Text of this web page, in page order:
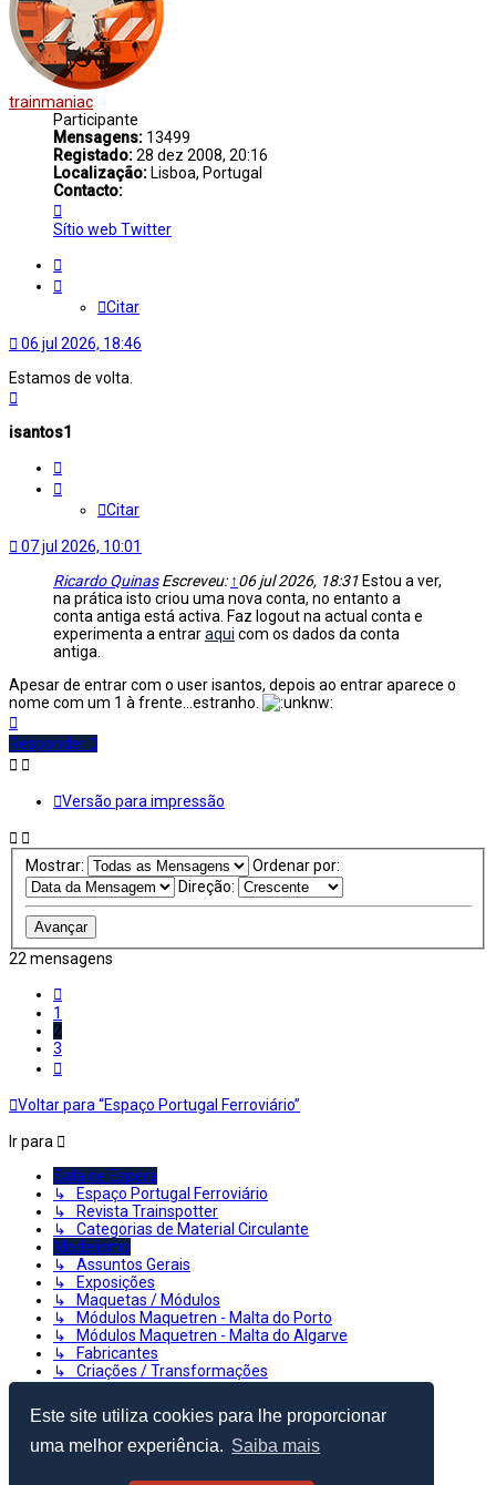
Este site utiliza cookies para lhe proporcionar
uma melhor experiência. Saiba mais
trainmaniac
Participante
Mensagens: 13499
Registado:28 dez 2008, 20:16
Localização: Lisboa, Portugal
Contacto:
trainmaniac
Sítio web Twitter
Citar
06 jul 2026, 18:46
Estamos de volta.
isantos1
Citar
07 jul 2026, 10:01
Ricardo QuinasEscreveu: ↑06 jul 2026, 18:31 Estou a ver,
na prática isto criou uma nova conta, no entanto a
conta antiga está activa. Faz logout na actual conta e
experimenta a entraraqui com os dados da conta
antiga.
Apesar de entrar com o user isantos, depois ao entrar aparece o
nome com um 1 à frente...estranho.
Responder
Versão para impressão
Mostrar:
Ordenar por:
Direção:
22 mensagens
1
2
3
Voltar para “Espaço Portugal Ferroviário”
Ir para
Sala de Espera
↳ Espaço Portugal Ferroviário
↳ Revista Trainspotter
↳ Categorias de Material Circulante
Modelismo
↳ Assuntos Gerais
↳ Exposições
↳ Maquetas / Módulos
↳ Módulos Maquetren - Malta do Porto
↳ Módulos Maquetren - Malta do Algarve
↳ Fabricantes
↳ Criações / Transformações
↳ Digital
↳ Classificados - Compra/Venda
↳ Arquivo de Vendas
↳ Recentes Aquisições
↳ Comboios em Lego